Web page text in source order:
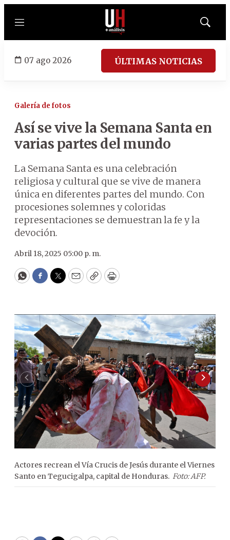
Menú
Mostrar
07 ago 2026 ÚLTIMAS NOTICIAS
Galería de fotos
Así se vive la Semana Santa en
varias partes del mundo
La Semana Santa es una celebración
religiosa y cultural que se vive de manera
única en diferentes partes del mundo. Con
procesiones solemnes y coloridas
representaciones se demuestran la fe y la
devoción.
Abril 18, 2025 05:00 p. m.
WhatsApp
Facebook
Twitter
EmailCopyPrint
Actores recrean el Vía Crucis de Jesús durante el Viernes
Santo en Tegucigalpa, capital de Honduras. Foto: AFP.